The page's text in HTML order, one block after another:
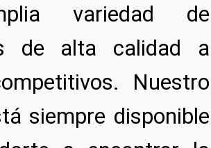
variedad de
de alta calidad a
Nuestro
siempre disponible